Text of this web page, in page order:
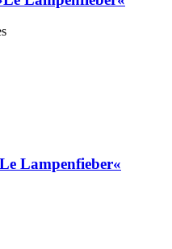
Lampenfieber«